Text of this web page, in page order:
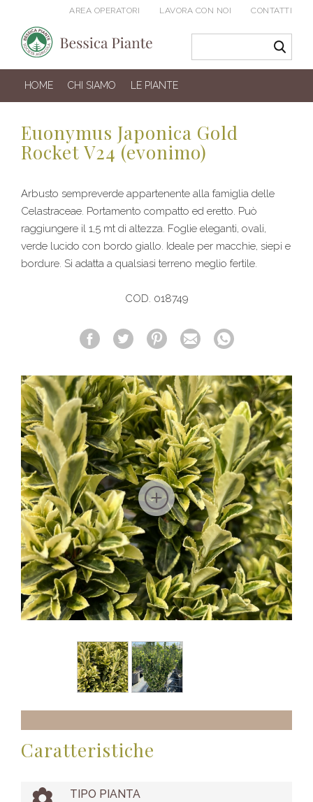
AREA OPERATORI LAVORA CON NOI CONTATTI
HOME CHI SIAMO LE PIANTE
Euonymus Japonica Gold
Rocket V24 (evonimo)
Arbusto sempreverde appartenente alla famiglia delle
Celastraceae. Portamento compatto ed eretto. Può
raggiungere il 1,5 mt di altezza. Foglie eleganti, ovali,
verde lucido con bordo giallo. Ideale per macchie, siepi e
bordure. Si adatta a qualsiasi terreno meglio fertile.
COD. 018749
Caratteristiche
TIPO PIANTA